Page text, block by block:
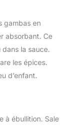
gambas en
absorbant. Ce
dans la sauce.
les épices.
d’enfant.
à ébullition. Sale